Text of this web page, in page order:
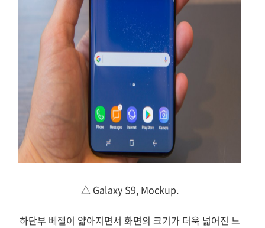
△ Galaxy S9, Mockup.
하단부 베젤이 얇아지면서 화면의 크기가 더욱 넓어진 느